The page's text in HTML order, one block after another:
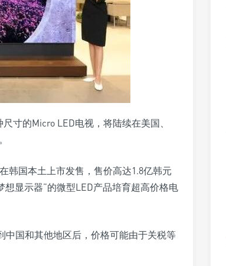
寸的Micro LED电视，将陆续在美国、
韩国本土上市发售，售价高达1.8亿韩元
想显示器”的微型LED产品培育超高价格电
中国和其他地区后，价格可能由于关税等